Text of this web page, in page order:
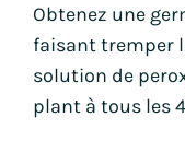
Obtenez une
faisant tremper
solution de
plant à tous les